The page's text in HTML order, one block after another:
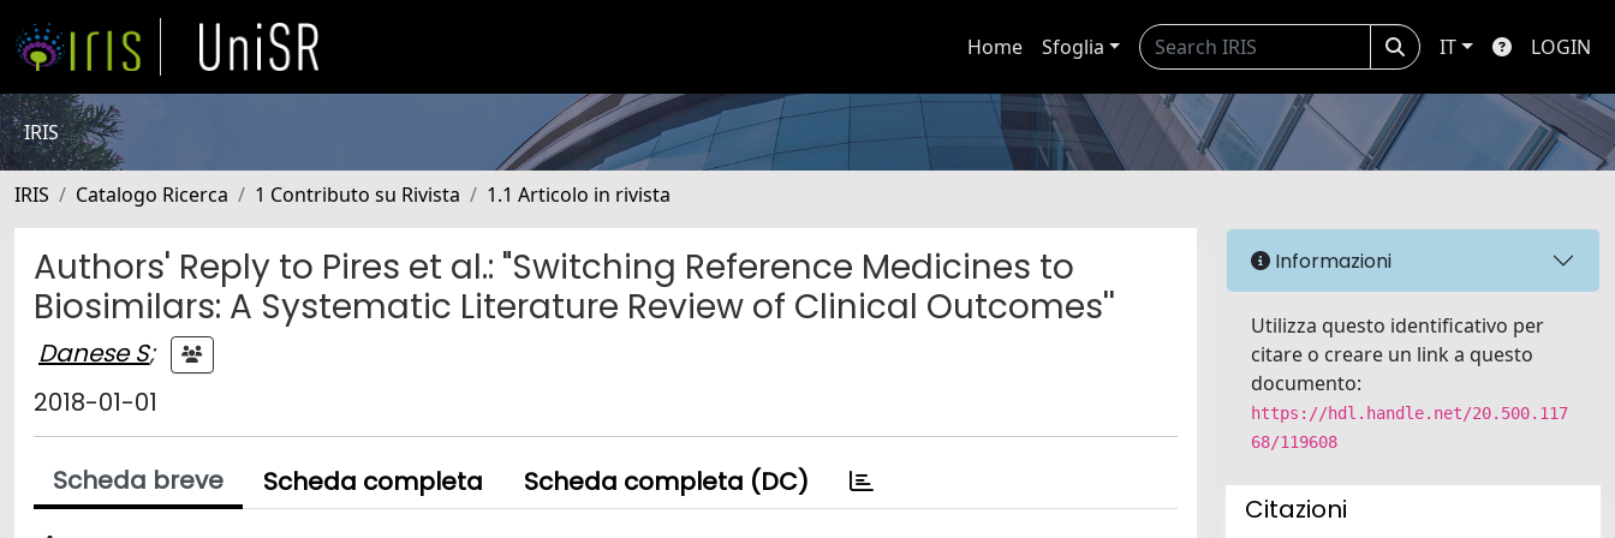
Home Sfoglia IT LOGIN
IRIS
IRIS Catalogo Ricerca 1 Contributo su Rivista 1.1 Articolo in rivista
Authors' Reply to Pires et al.: "Switching Reference Medicines to
Biosimilars: A Systematic Literature Review of Clinical Outcomes''
Danese S;
2018-01-01
Scheda breve Scheda completa Scheda completa (DC)
Informazioni
Utilizza questo identificativo per
citare o creare un link a questo
documento:
https://hdl.handle.net/20.500.117
68/119608
Citazioni